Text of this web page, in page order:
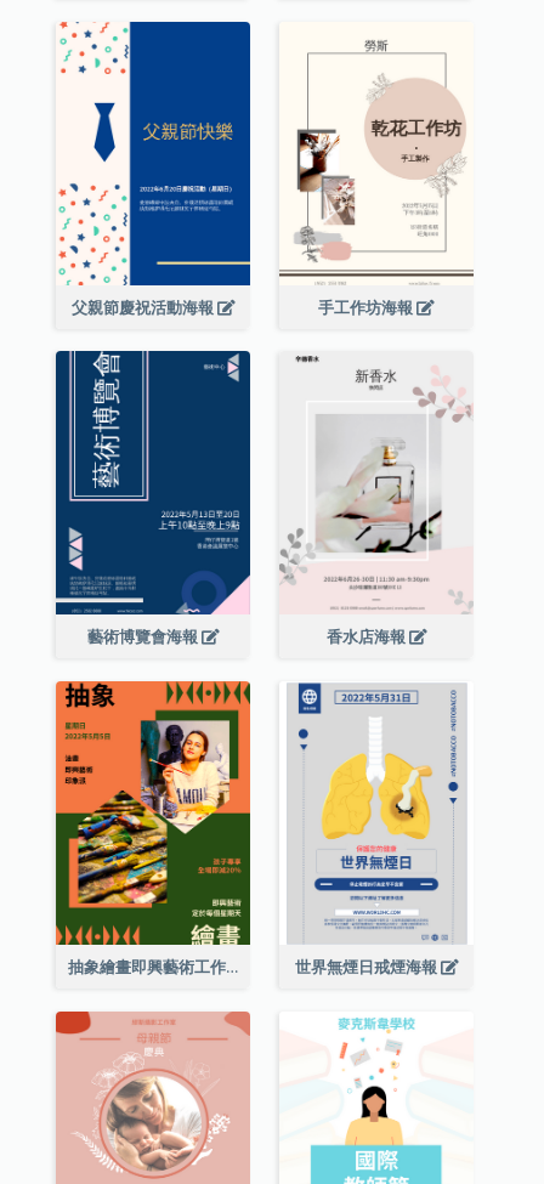
父親節慶祝活動海報 手工作坊海報
藝術博覽會海報 香水店海報
抽象繪畫即興藝術工作坊海報 世界無煙日戒煙海報